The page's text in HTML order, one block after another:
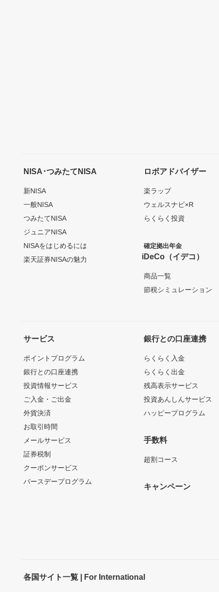
NISA･つみたてNISA
新NISA
一般NISA
つみたてNISA
ジュニアNISA
NISAをはじめるには
楽天証券NISAの魅力
ロボアドバイザー
楽ラップ
ウェルスナビ×R
らくらく投資
確定拠出年金
iDeCo（イデコ）
商品一覧
節税シミュレーション
サービス
ポイントプログラム
銀行との口座連携
投資情報サービス
ご入金・ご出金
外貨決済
お取引時間
メールサービス
証券税制
クーポンサービス
バースデープログラム
銀行との口座連携
らくらく入金
らくらく出金
残高表示サービス
投資あんしんサービス
ハッピープログラム
手数料
超割コース
キャンペーン
各国サイト一覧 | For International